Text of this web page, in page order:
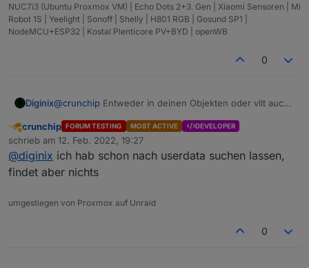
NUC7i3 (Ubuntu Proxmox VM) | Echo Dots 2+3. Gen | Xiaomi Sensoren | Mi
Robot 1S | Yeelight | Sonoff | Shelly | H801 RGB | Gosund SP1 |
NodeMCU+ESP32 | Kostal Plenticore PV+BYD | openWB
0
Diginix@crunchip Entweder in deinen Objekten oder vllt auch
Abwesend
crunchip FORUM TESTING MOST ACTIVE DEVELOPER
schrieb am 12. Feb. 2022, 19:27
zuletzt editiert von
@diginix ich hab schon nach userdata suchen lassen,
findet aber nichts
umgestiegen von Proxmox auf Unraid
0